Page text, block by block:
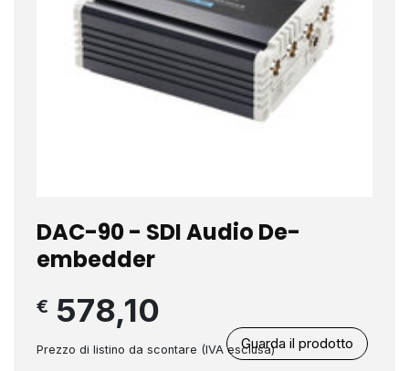
DAC-90 - SDI Audio De-
embedder
€ 578,10
Prezzo di listino da scontare (IVA esclusa)Guarda il prodotto